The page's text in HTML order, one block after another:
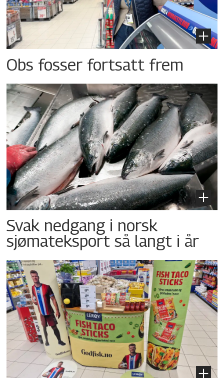
Obs fosser fortsatt frem
Svak nedgang i norsk
sjømateksport så langt i år